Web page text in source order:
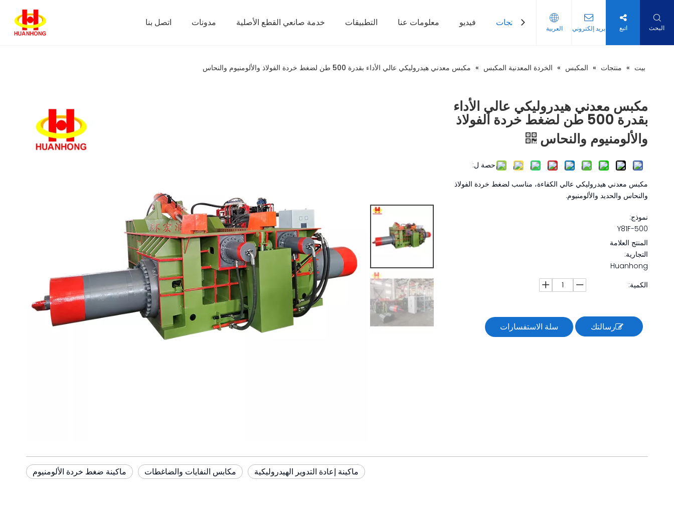
اتصل بنا مدونات خدمة صانعي القطع الأصلية التطبيقات معلومات عنا فيديو منتجات بيت
العربية بريد إلكتروني اتبع البحث
بيت » منتجات » المكبس » الخردة المعدنية المكبس » مكبس معدني هيدروليكي عالي الأداء بقدرة 500 طن لضغط خردة الفولاذ والألومنيوم والنحاس
مكبس معدني هيدروليكي عالي الأداء
بقدرة 500 طن لضغط خردة الفولاذ
والألومنيوم والنحاس
حصة ل:
مكبس معدني هيدروليكي عالي الكفاءة، مناسب لضغط خردة الفولاذ
والنحاس والحديد والألومنيوم.
نموذج:
Y81F-500
المنتج العلامة
التجارية:
Huanhong
الكمية:
رسالتك سلة الاستفسارات
ماكينة ضغط خردة الألومنيوم مكابس النفايات والضاغطات ماكينة إعادة التدوير الهيدروليكية